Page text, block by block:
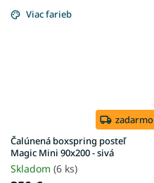
Viac farieb
zadarmo
Čalúnená boxspring posteľ
Magic Mini 90x200 - sivá
Skladom (6 ks)